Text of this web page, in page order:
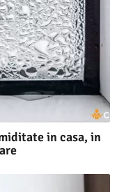
in casa, in